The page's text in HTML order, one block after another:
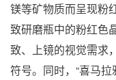
镁等矿物质而呈现粉
致研磨瓶中的粉红色
致、上镜的视觉需求
符号。同时，“喜马拉